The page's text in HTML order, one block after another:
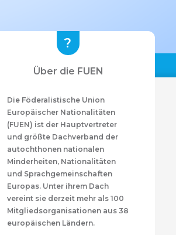
Über die FUEN
Die Föderalistische Union
Europäischer Nationalitäten
(FUEN) ist der Hauptvertreter
und größte Dachverband der
autochthonen nationalen
Minderheiten, Nationalitäten
und Sprachgemeinschaften
Europas. Unter ihrem Dach
vereint sie derzeit mehr als 100
Mitgliedsorganisationen aus 38
europäischen Ländern.